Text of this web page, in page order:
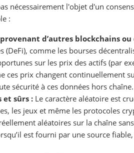
nécessairement l'objet d'un
:
d’autres blockchains ou
comme les bourses
sur les prix des actifs (par
ces prix changent continuellement
sécurité à ces données hors chaîne.
et sûrs : Le caractère aléatoire est
les jeux et même les protocoles
aléatoires sur la chaîne
est fourni par une source